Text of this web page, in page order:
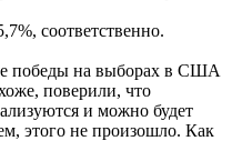
соответственно.
победы на выборах в США
поверили, что
и можно будет
этого не произошло. Как